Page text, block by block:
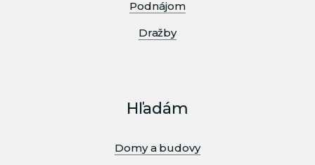
Podnájom
Dražby
Hľadám
Domy a budovy